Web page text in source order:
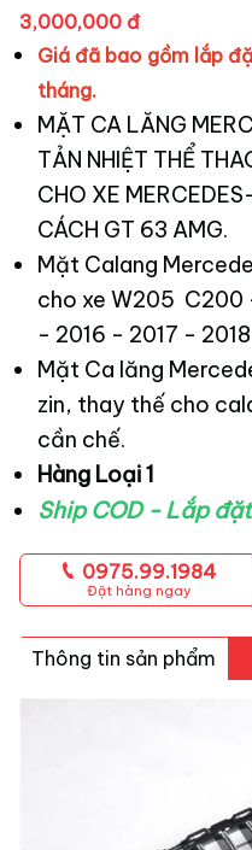
3,000,000 đ
Giá đã bao gồm lắp
tháng.
MẶT CA LĂNG
TẢN NHIỆT THỂ
CHO XE
CÁCH GT 63 AMG.
Mặt Calang
cho xe W205
- 2016 - 2017 -
Mặt Ca lăng
zin, thay thế cho
cần chế.
Hàng Loại 1
Ship COD - Lắp
0975.99.1984
Đặt hàng ngay
Thông tin sản phẩm